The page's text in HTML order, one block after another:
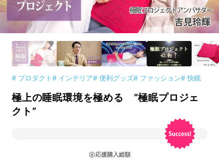
# プロダクト# インテリア# 便利グッズ# ファッション# 快眠
極上の睡眠環境を極める ”極眠プロジェ
クト”
応援購入総額